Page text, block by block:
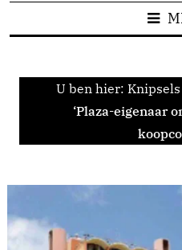
U ben hier: Knipsels
‘Plaza-eigenaar